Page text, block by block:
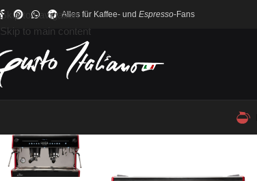
Skip to navigation
Skip to main content
Alles für Kaffee- und Espresso-Fans